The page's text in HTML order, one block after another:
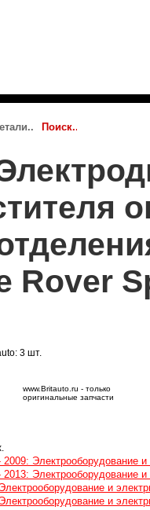
Rover
3 шт.
www.Britauto.ru - только
оригинальные запчасти
Электрооборудование и
Электрооборудование и
и
и